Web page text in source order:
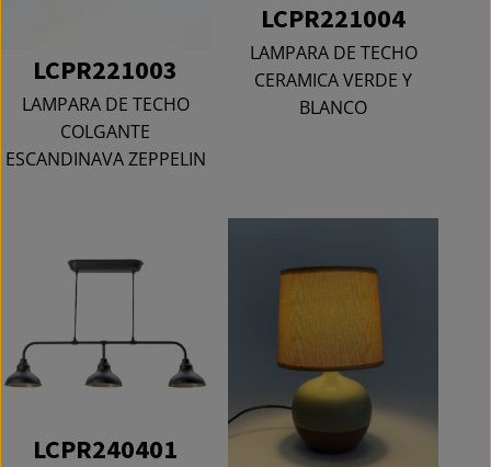
LCPR221003
LAMPARA DE TECHO
COLGANTE
ESCANDINAVA ZEPPELIN
LCPR221004
LAMPARA DE TECHO
CERAMICA VERDE Y
BLANCO
LCPR240401